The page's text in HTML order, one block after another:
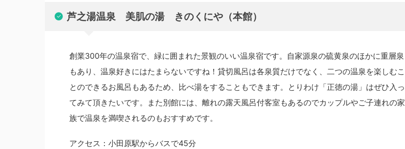
芦之湯温泉 美肌の湯 きのくにや（本館）
創業300年の温泉宿で、緑に囲まれた景観のいい温泉宿です。自家源泉の硫黄泉のほかに重層泉
もあり、温泉好きにはたまらないですね！貸切風呂は各泉質だけでなく、二つの温泉を楽しむこ
とのできるお風呂もあるため、比べ湯をすることもできます。とりわけ「正徳の湯」はぜひ入っ
てみて頂きたいです。また別館には、離れの露天風呂付客室もあるのでカップルやご子連れの家
族で温泉を満喫されるのもおすすめです。
アクセス：小田原駅からバスで45分